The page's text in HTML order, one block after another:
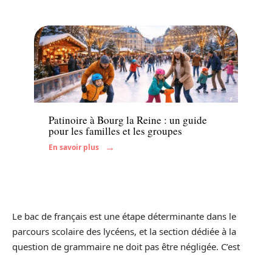
Famille
Patinoire à Bourg la Reine : un guide
pour les familles et les groupes
En savoir plus
Le bac de français est une étape déterminante dans le
parcours scolaire des lycéens, et la section dédiée à la
question de grammaire ne doit pas être négligée. C’est